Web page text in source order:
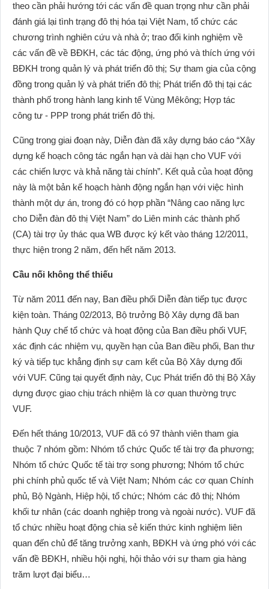
theo cần phải hướng tới các vấn đề quan trọng như cần phải
đánh giá lại tình trạng đô thị hóa tại Việt Nam, tổ chức các
chương trình nghiên cứu và nhà ở; trao đổi kinh nghiệm về
các vấn đề về BĐKH, các tác động, ứng phó và thích ứng với
BĐKH trong quản lý và phát triển đô thị; Sự tham gia của cộng
đồng trong quản lý và phát triển đô thị; Phát triển đô thị tại các
thành phố trong hành lang kinh tế Vùng Mêkông; Hợp tác
công tư - PPP trong phát triển đô thị.
Cũng trong giai đoạn này, Diễn đàn đã xây dựng báo cáo “Xây
dựng kế hoạch công tác ngắn hạn và dài hạn cho VUF với
các chiến lược và khả năng tài chính”. Kết quả của hoạt động
này là một bản kế hoạch hành động ngắn hạn với việc hình
thành một dự án, trong đó có hợp phần “Nâng cao năng lực
cho Diễn đàn đô thị Việt Nam” do Liên minh các thành phố
(CA) tài trợ ủy thác qua WB được ký kết vào tháng 12/2011,
thực hiện trong 2 năm, đến hết năm 2013.
Cầu nối không thể thiếu
Từ năm 2011 đến nay, Ban điều phối Diễn đàn tiếp tục được
kiện toàn. Tháng 02/2013, Bộ trưởng Bộ Xây dựng đã ban
hành Quy chế tổ chức và hoạt động của Ban điều phối VUF,
xác định các nhiệm vụ, quyền hạn của Ban điều phối, Ban thư
ký và tiếp tục khẳng định sự cam kết của Bộ Xây dựng đối
với VUF. Cũng tại quyết định này, Cục Phát triển đô thị Bộ Xây
dựng được giao chịu trách nhiệm là cơ quan thường trực
VUF.
Đến hết tháng 10/2013, VUF đã có 97 thành viên tham gia
thuộc 7 nhóm gồm: Nhóm tổ chức Quốc tế tài trợ đa phương;
Nhóm tổ chức Quốc tế tài trợ song phương; Nhóm tổ chức
phi chính phủ quốc tế và Việt Nam; Nhóm các cơ quan Chính
phủ, Bộ Ngành, Hiệp hội, tổ chức; Nhóm các đô thị; Nhóm
khối tư nhân (các doanh nghiệp trong và ngoài nước). VUF đã
tổ chức nhiều hoạt động chia sẻ kiến thức kinh nghiệm liên
quan đến chủ để tăng trưởng xanh, BĐKH và ứng phó với các
vấn đề BĐKH, nhiều hội nghị, hội thảo với sự tham gia hàng
trăm lượt đại biểu…